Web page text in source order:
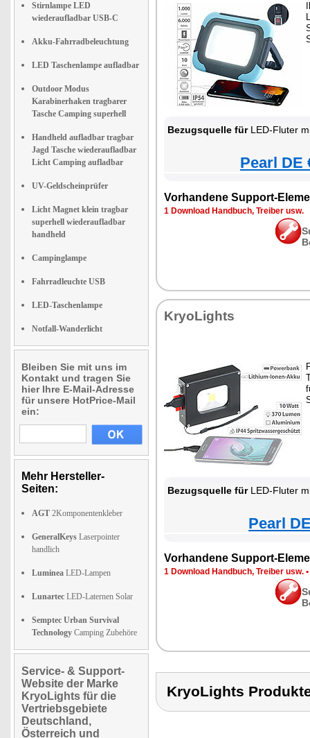
Stirnlampe LED
wiederaufladbar USB-C
Akku-Fahrradbeleuchtung
LED Taschenlampe aufladbar
Outdoor Modus
Karabinerhaken tragbarer
Tasche Camping superhell
Handheld aufladbar tragbar
Jagd Tasche wiederaufladbar
Licht Camping aufladbar
UV-Geldscheinprüfer
Licht Magnet klein tragbar
superhell wiederaufladbar
handheld
Campinglampe
Fahrradleuchte USB
LED-Taschenlampe
Notfall-Wanderlicht
Bleiben Sie mit uns im
Kontakt und tragen Sie
hier Ihre E-Mail-Adresse
für unsere HotPrice-Mail
ein:
Mehr Hersteller-
Seiten:
AGT 2Komponentenkleber
GeneralKeys Laserpointer
handlich
Luminea LED-Lampen
Lunartec LED-Laternen Solar
Semptec Urban Survival
Technology Camping Zubehöre
Service- & Support-
Website der Marke
KryoLights für die
Vertriebsgebiete
Deutschland,
Österreich und
Bezugsquelle fürLED-Fluter
Pearl DE
Vorhandene Support-
1 Download Handbuch, Treiber usw.
KryoLights
Bezugsquelle fürLED-Fluter
Pearl
Vorhandene Support-
1 Download Handbuch, Treiber usw. •
KryoLights